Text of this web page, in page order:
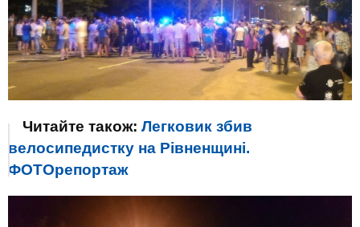
Читайте також: Легковик збив
велосипедистку на Рівненщині.
ФОТОрепортаж